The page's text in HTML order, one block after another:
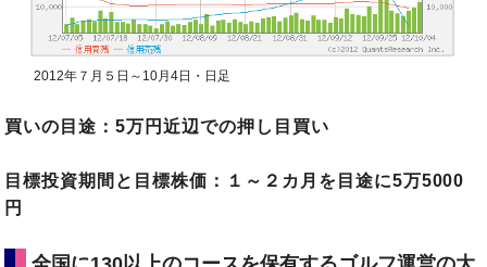
2012年７月５日～10月4日・日足
買いの目途：5万円近辺での押し目買い
目標投資期間と目標株価：１～２カ月を目途に5万5000
円